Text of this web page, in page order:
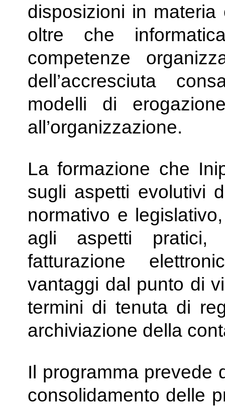
disposizioni in
oltre che
competenze
dell’accresciuta
modelli di
all’organizzazione.
La formazione che
sugli aspetti evolutivi
normativo e
agli aspetti pratici,
fatturazione
vantaggi dal punto di
termini di tenuta di
archiviazione della
Il programma prevede
consolidamento delle